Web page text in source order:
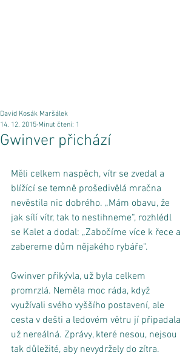
Gwinver přichází
David Kosák Maršálek
14. 12. 2015 Minut čtení: 1
Měli celkem naspěch, vítr se zvedal a
blížící se temně prošedivělá mračna
nevěstila nic dobrého. „Mám obavu, že
jak sílí vítr, tak to nestihneme“, rozhlédl
se Kalet a dodal: „Zabočíme více k řece a
zabereme dům nějakého rybáře“.
Gwinver přikývla, už byla celkem
promrzlá. Neměla moc ráda, když
využívali svého vyššího postavení, ale
cesta v dešti a ledovém větru jí připadala
už nereálná. Zprávy, které nesou, nejsou
tak důležité, aby nevydržely do zítra.